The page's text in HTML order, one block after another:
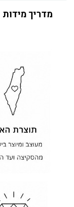
מדריך מידות